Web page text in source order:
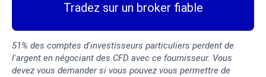
Tradez sur un broker fiable
51% des comptes d'investisseurs particuliers perdent de
l'argent en négociant des CFD avec ce fournisseur. Vous
devez vous demander si vous pouvez vous permettre de